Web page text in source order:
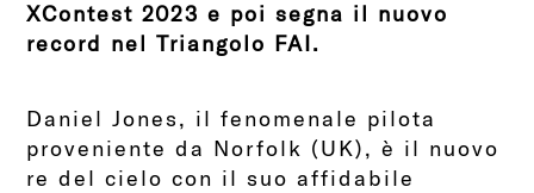
XContest 2023 e poi segna il nuovo
record nel Triangolo FAI.
Daniel Jones, il fenomenale pilota
proveniente da Norfolk (UK), è il nuovo
re del cielo con il suo affidabile